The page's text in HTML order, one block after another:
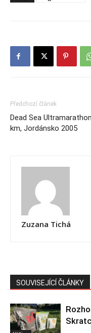
Předchozí článek
Dead Sea
km, Jordánsko 2005
Zuzana Tichá
SOUVISEJÍCÍ ČLÁNKY